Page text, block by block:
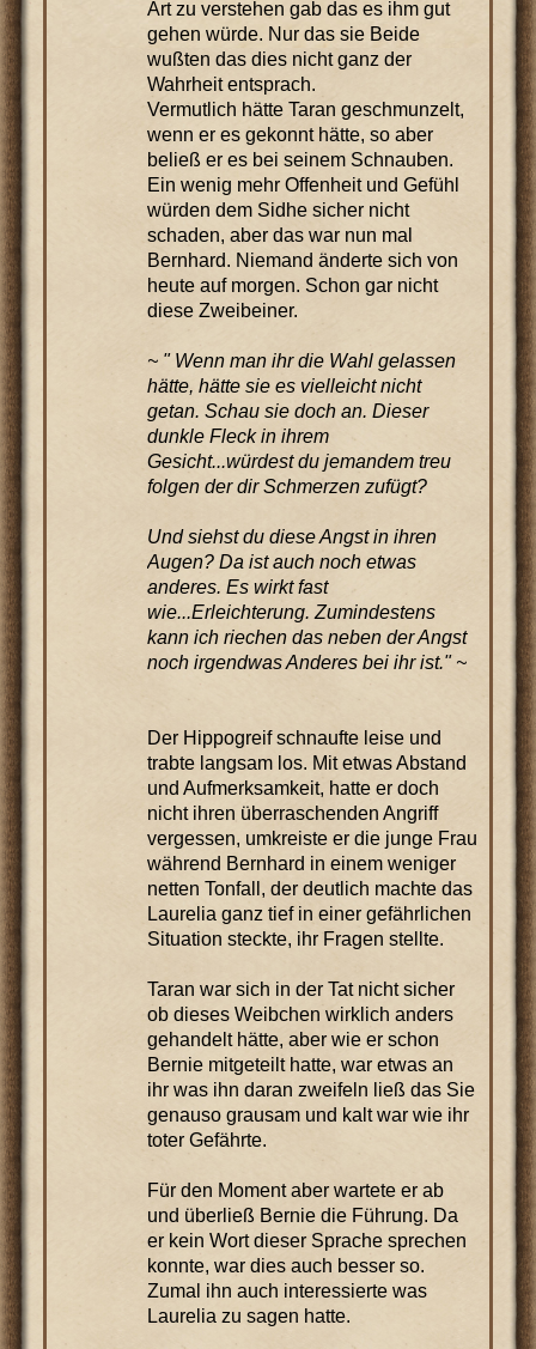
Art zu verstehen gab das es ihm gut
gehen würde. Nur das sie Beide
wußten das dies nicht ganz der
Wahrheit entsprach.
Vermutlich hätte Taran geschmunzelt,
wenn er es gekonnt hätte, so aber
beließ er es bei seinem Schnauben.
Ein wenig mehr Offenheit und Gefühl
würden dem Sidhe sicher nicht
schaden, aber das war nun mal
Bernhard. Niemand änderte sich von
heute auf morgen. Schon gar nicht
diese Zweibeiner.
~ " Wenn man ihr die Wahl gelassen
hätte, hätte sie es vielleicht nicht
getan. Schau sie doch an. Dieser
dunkle Fleck in ihrem
Gesicht...würdest du jemandem treu
folgen der dir Schmerzen zufügt?
Und siehst du diese Angst in ihren
Augen? Da ist auch noch etwas
anderes. Es wirkt fast
wie...Erleichterung. Zumindestens
kann ich riechen das neben der Angst
noch irgendwas Anderes bei ihr ist." ~
Der Hippogreif schnaufte leise und
trabte langsam los. Mit etwas Abstand
und Aufmerksamkeit, hatte er doch
nicht ihren überraschenden Angriff
vergessen, umkreiste er die junge Frau
während Bernhard in einem weniger
netten Tonfall, der deutlich machte das
Laurelia ganz tief in einer gefährlichen
Situation steckte, ihr Fragen stellte.
Taran war sich in der Tat nicht sicher
ob dieses Weibchen wirklich anders
gehandelt hätte, aber wie er schon
Bernie mitgeteilt hatte, war etwas an
ihr was ihn daran zweifeln ließ das Sie
genauso grausam und kalt war wie ihr
toter Gefährte.
Für den Moment aber wartete er ab
und überließ Bernie die Führung. Da
er kein Wort dieser Sprache sprechen
konnte, war dies auch besser so.
Zumal ihn auch interessierte was
Laurelia zu sagen hatte.